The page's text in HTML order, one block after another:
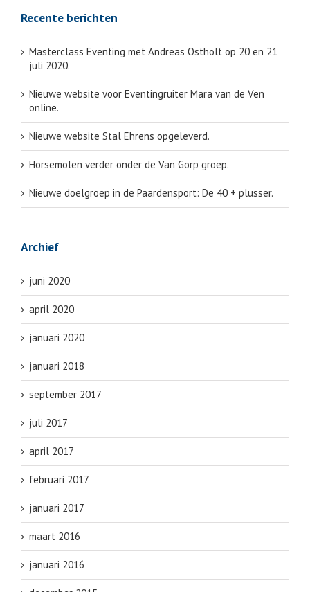
Recente berichten
Masterclass Eventing met Andreas Ostholt op 20 en 21
juli 2020.
Nieuwe website voor Eventingruiter Mara van de Ven
online.
Nieuwe website Stal Ehrens opgeleverd.
Horsemolen verder onder de Van Gorp groep.
Nieuwe doelgroep in de Paardensport: De 40 + plusser.
Archief
juni 2020
april 2020
januari 2020
januari 2018
september 2017
juli 2017
april 2017
februari 2017
januari 2017
maart 2016
januari 2016